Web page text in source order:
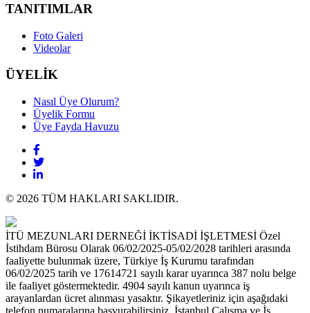
TANITIMLAR
Foto Galeri
Videolar
ÜYELİK
Nasıl Üye Olurum?
Üyelik Formu
Üye Fayda Havuzu
© 2026 TÜM HAKLARI SAKLIDIR.
İTÜ MEZUNLARI DERNEĞİ İKTİSADİ İŞLETMESİ Özel
İstihdam Bürosu Olarak 06/02/2025-05/02/2028 tarihleri arasında
faaliyette bulunmak üzere, Türkiye İş Kurumu tarafından
06/02/2025 tarih ve 17614721 sayılı karar uyarınca 387 nolu belge
ile faaliyet göstermektedir. 4904 sayılı kanun uyarınca iş
arayanlardan ücret alınması yasaktır. Şikayetleriniz için aşağıdaki
telefon numaralarına başvurabilirsiniz. İstanbul Çalışma ve İş